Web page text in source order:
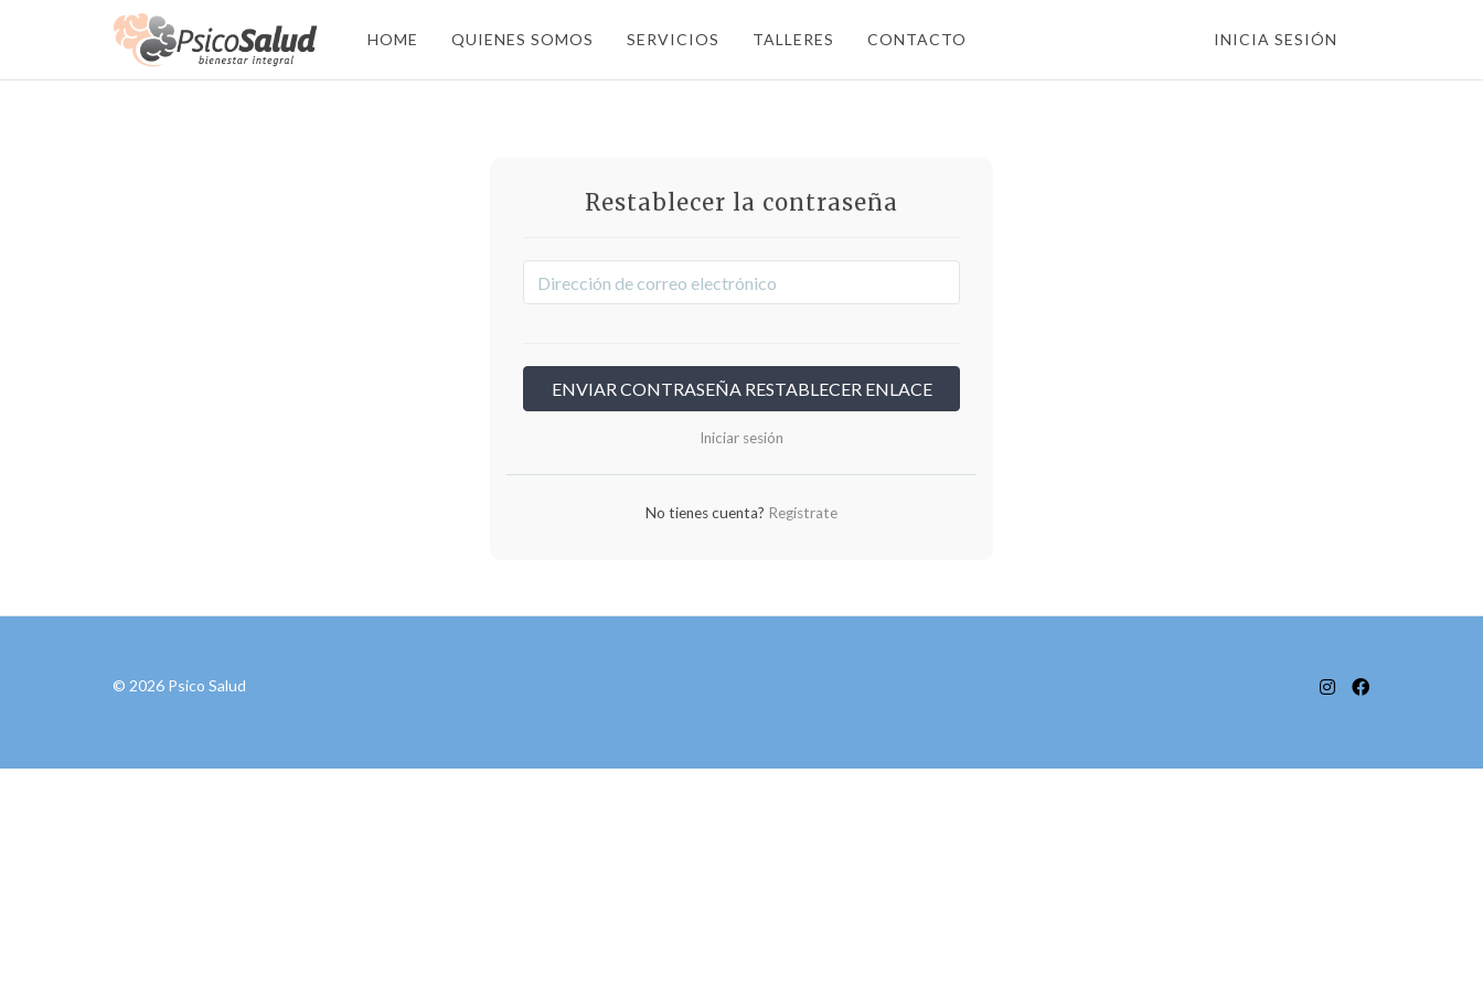
HOME QUIENES SOMOS SERVICIOS TALLERES CONTACTO INICIA SESIÓN
Restablecer la contraseña
Iniciar sesión
No tienes cuenta? Regístrate
© 2026 Psico Salud